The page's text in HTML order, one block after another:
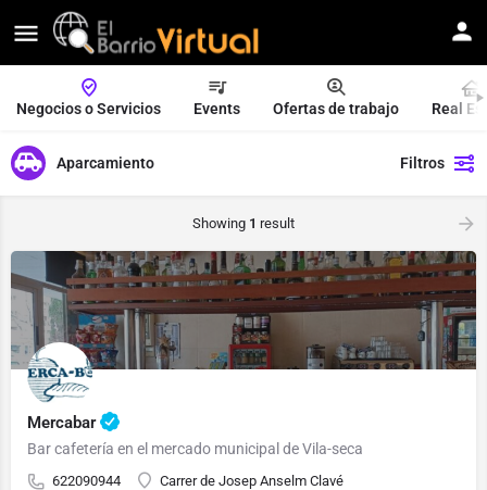
Negocios o Servicios Events Ofertas de trabajo Real
Aparcamiento Filtros
Showing 1 result
Mercabar
Bar cafetería en el mercado municipal de Vila-seca
622090944 Carrer de Josep Anselm Clavé